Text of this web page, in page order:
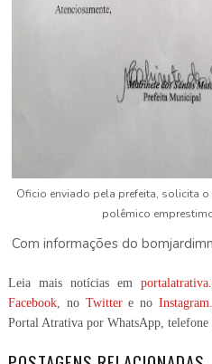
Oficio enviado pela prefeita, solicita
polêmico
Com informações do
Leia mais notícias em
Facebook, no Twittere noInstagram
Portal Atrativa por WhatsApp, telefone